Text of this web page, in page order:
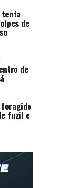
tenta
de
de
fuzil e